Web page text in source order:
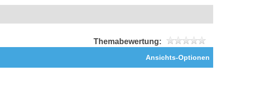
Themabewertung:
Ansichts-Optionen